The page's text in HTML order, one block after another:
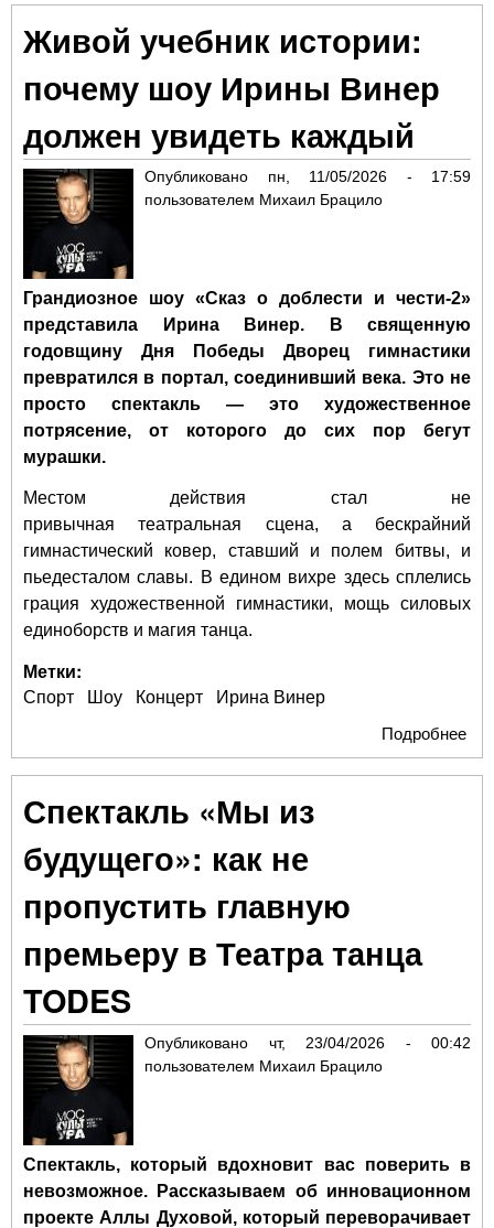
Живой учебник истории:
почему шоу Ирины Винер
должен увидеть каждый
Опубликовано пн, 11/05/2026 - 17:59
пользователем Михаил Брацило
Грандиозное шоу «Сказ о доблести и чести-2»
представила Ирина Винер. В священную
годовщину Дня Победы Дворец гимнастики
превратился в портал, соединивший века. Это не
просто спектакль — это художественное
потрясение, от которого до сих пор бегут
мурашки.
Местом действия стал не
привычная театральная сцена, а бескрайний
гимнастический ковер, ставший и полем битвы, и
пьедесталом славы. В едином вихре здесь сплелись
грация художественной гимнастики, мощь силовых
единоборств и магия танца.
Метки:
Спорт Шоу Концерт
Ирина Винер
Подробнее
Спектакль «Мы из
будущего»: как не
пропустить главную
премьеру в Театра танца
TODES
Опубликовано чт, 23/04/2026 - 00:42
пользователем Михаил Брацило
Спектакль, который вдохновит вас поверить в
невозможное. Рассказываем об инновационном
проекте Аллы Духовой, который переворачивает